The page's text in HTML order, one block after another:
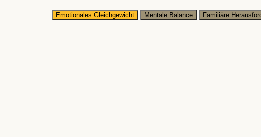
Emotionales Gleichgewicht Mentale Balance Familiäre